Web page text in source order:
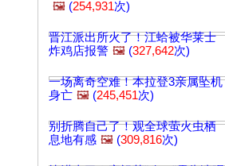
🖼️ (254,931次)
晋江派出所火了！江蛤被华莱士
炸鸡店报警 🖼️ (327,642次)
一场离奇空难！本拉登3亲属坠机
身亡 🖼️ (245,451次)
别折腾自己了！观全球萤火虫栖
息地有感 🖼️ (309,816次)